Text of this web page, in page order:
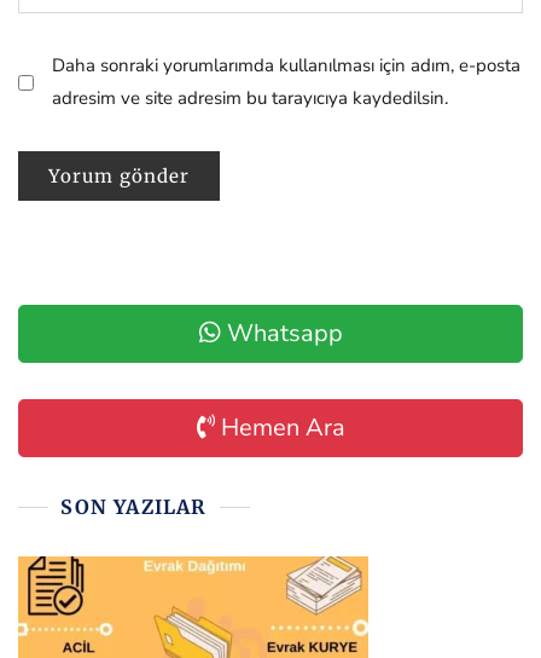
Daha sonraki yorumlarımda kullanılması için adım, e-posta
adresim ve site adresim bu tarayıcıya kaydedilsin.
Whatsapp
Hemen Ara
SON YAZILAR